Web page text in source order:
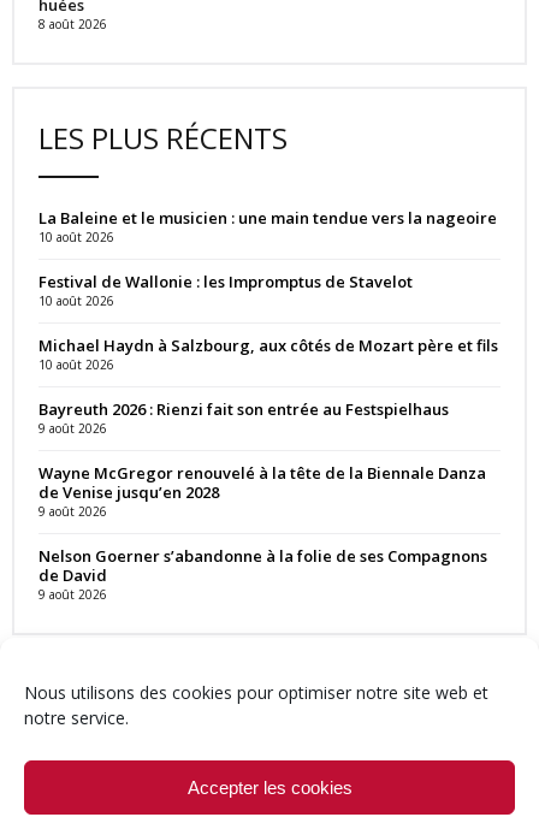
Nous utilisons des cookies pour optimiser notre site web et
notre service.
Accepter les cookies
huées
8 août 2026
LES PLUS RÉCENTS
La Baleine et le musicien : une main tendue vers la nageoire
10 août 2026
Festival de Wallonie : les Impromptus de Stavelot
10 août 2026
Michael Haydn à Salzbourg, aux côtés de Mozart père et fils
10 août 2026
Bayreuth 2026 : Rienzi fait son entrée au Festspielhaus
9 août 2026
Wayne McGregor renouvelé à la tête de la Biennale Danza
de Venise jusqu’en 2028
9 août 2026
Nelson Goerner s’abandonne à la folie de ses Compagnons
de David
9 août 2026